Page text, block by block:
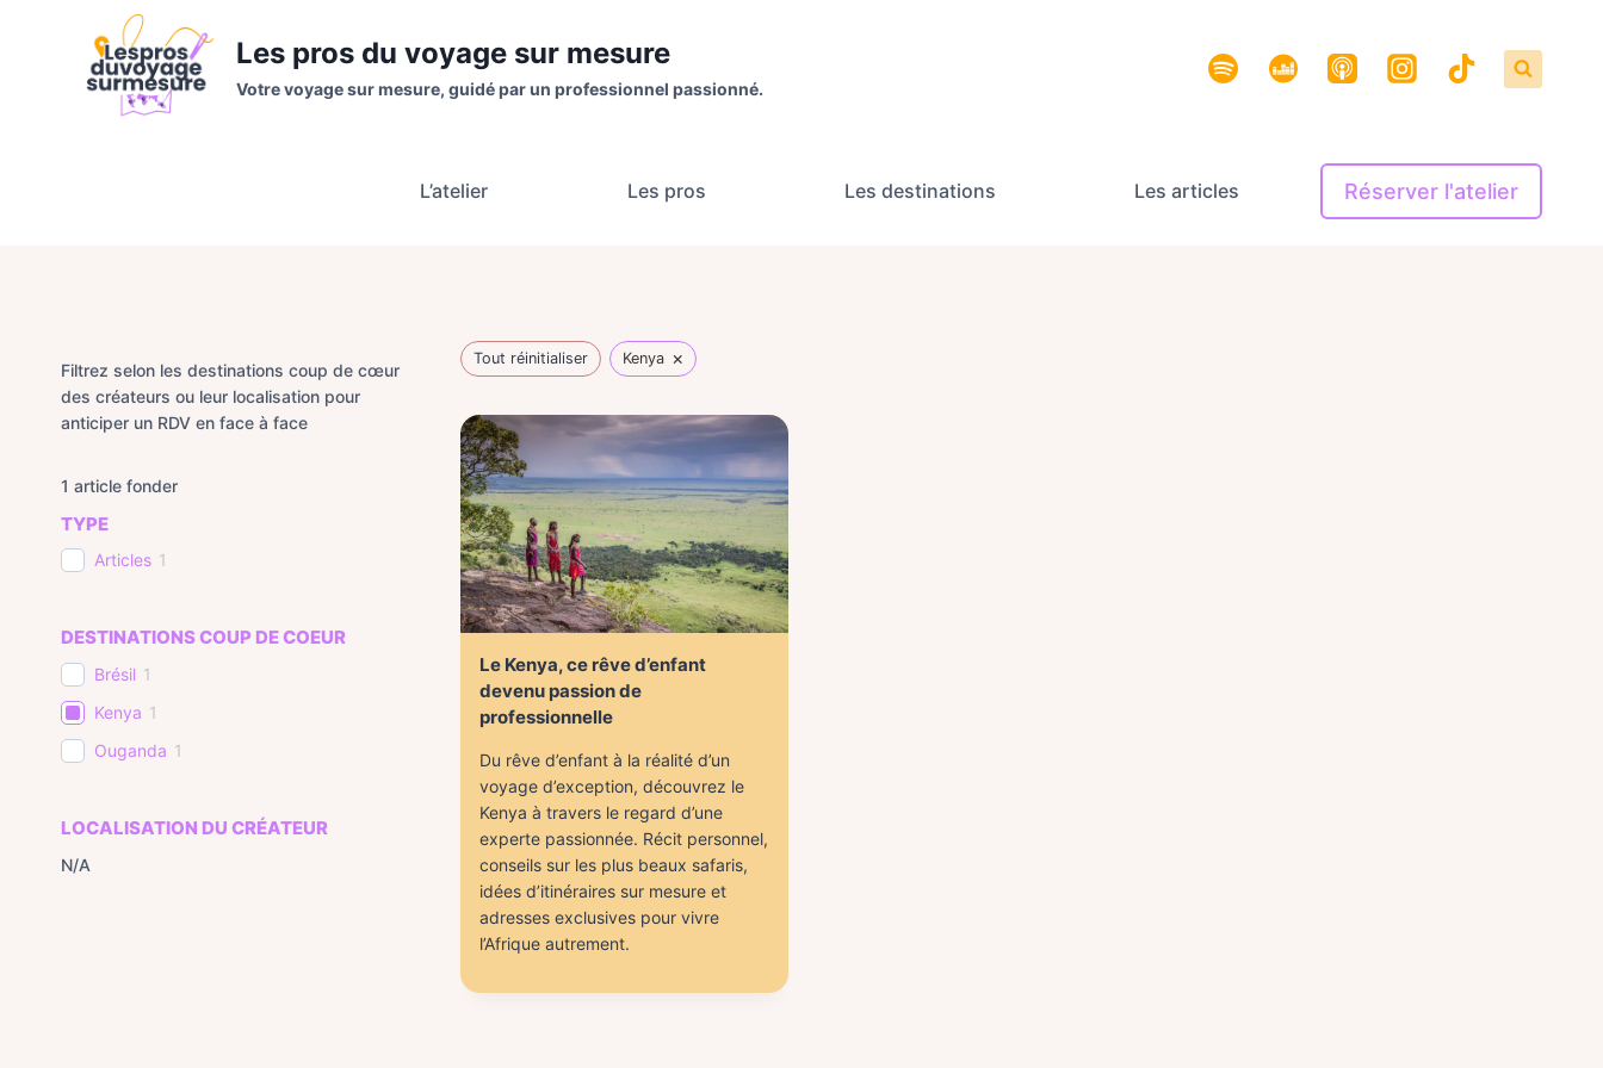
Les pros du voyage sur mesure
Votre voyage sur mesure, guidé par un professionnel passionné.
L’atelier Les pros Les destinations Les articles Réserver l'atelier
Tout réinitialiser Kenya ×
Le Kenya, ce rêve d’enfant
devenu passion de
professionnelle
Du rêve d’enfant à la réalité d’un
voyage d’exception, découvrez le
Kenya à travers le regard d’une
experte passionnée. Récit personnel,
conseils sur les plus beaux safaris,
idées d’itinéraires sur mesure et
adresses exclusives pour vivre
l’Afrique autrement.
Filtrez selon les destinations coup de cœur
des créateurs ou leur localisation pour
anticiper un RDV en face à face
1 article fonder
TYPE
Articles 1
DESTINATIONS COUP DE COEUR
Brésil 1
Kenya 1
Ouganda 1
LOCALISATION DU CRÉATEUR
N/A